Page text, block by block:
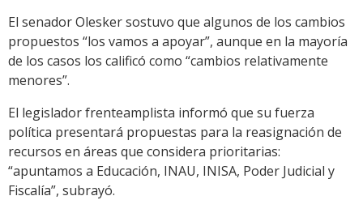
El senador Olesker sostuvo que algunos de los cambios
propuestos “los vamos a apoyar”, aunque en la mayoría
de los casos los calificó como “cambios relativamente
menores”.
El legislador frenteamplista informó que su fuerza
política presentará propuestas para la reasignación de
recursos en áreas que considera prioritarias:
“apuntamos a Educación, INAU, INISA, Poder Judicial y
Fiscalía”, subrayó.